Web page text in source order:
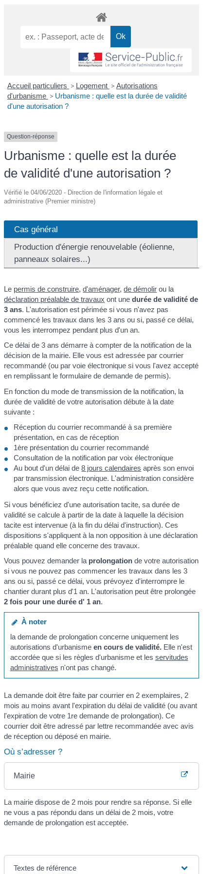
Accueil particuliers > Logement > Autorisations
d'urbanisme > Urbanisme : quelle est la durée de validité
d'une autorisation ?
Question-réponse
Urbanisme : quelle est la durée
de validité d'une autorisation ?
Vérifié le 04/06/2020 - Direction de l'information légale et
administrative (Premier ministre)
Cas général
Production d'énergie renouvelable (éolienne,
panneaux solaires...)
Le permis de construire,d'aménager,de démolir ou la
déclaration préalable de travaux ont unedurée de validité de
3 ans. L'autorisation est périmée si vous n'avez pas
commencé les travaux dans les 3 ans ou si, passé ce délai,
vous les interrompez pendant plus d'un an.
Ce délai de 3 ans démarre à compter de la notification de la
décision de la mairie. Elle vous est adressée par courrier
recommandé (ou par voie électronique si vous l'avez accepté
en remplissant le formulaire de demande de permis).
En fonction du mode de transmission de la notification, la
durée de validité de votre autorisation débute à la date
suivante :
Réception du courrier recommandé à sa première
présentation, en cas de réception
1ère présentation du courrier recommandé
Consultation de la notification par voix électronique
Au bout d'un délai de8 jours calendaires après son envoi
par transmission électronique. L'administration considère
alors que vous avez reçu cette notification.
Si vous bénéficiez d'une autorisation tacite, sa durée de
validité se calcule à partir de la date à laquelle la décision
tacite est intervenue (à la fin du délai d'instruction). Ces
dispositions s'appliquent à la non opposition à une déclaration
préalable quand elle concerne des travaux.
Vous pouvez demander la prolongation de votre autorisation
si vous ne pouvez pas commencer les travaux dans les 3
ans ou si, passé ce délai, vous prévoyez d'interrompre le
chantier durant plus d'1 an. L'autorisation peut être prolongée
2 fois pour une durée d' 1 an.
À noter
la demande de prolongation concerne uniquement les
autorisations d'urbanisme en cours de validité.Elle n'est
accordée que si les règles d'urbanisme et les servitudes
administratives n'ont pas changé.
La demande doit être faite par courrier en 2 exemplaires, 2
mois au moins avant l'expiration du délai de validité (ou avant
l'expiration de votre 1re demande de prolongation). Ce
courrier doit être adressé par lettre recommandée avec avis
de réception ou déposé en mairie.
Où s’adresser ?
Mairie
La mairie dispose de 2 mois pour rendre sa réponse. Si elle
ne vous a pas répondu dans un délai de 2 mois, votre
demande de prolongation est acceptée.
Textes de référence